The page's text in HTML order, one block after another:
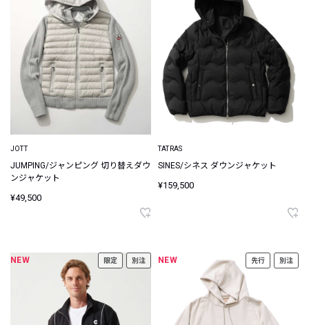
JOTT
JUMPING/ジャンピング 切り替えダウ
ンジャケット
¥49,500
TATRAS
SINES/シネス ダウンジャケット
¥159,500
NEW 限定 別注 NEW 先行 別注